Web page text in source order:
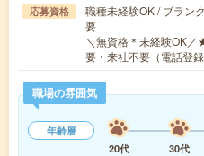
応募資格
職種未経験OK / ブラン
要
＼無資格＊未経験OK
要・来社不要（電話登
職場の雰囲気
年齢層
20代
30代